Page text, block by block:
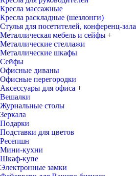
Кресла массажные
Кресла раскладные (шезлонги)
Стулья для посетителей, конференц-зала
Металлическая мебель и сейфы +
Металлические стеллажи
Металлические шкафы
Сейфы
Офисные диваны
Офисные перегородки
Аксессуары для офиса +
Вешалки
Журнальные столы
Зеркала
Подарки
Подставки для цветов
Ресепшн
Мини-кухни
Шкаф-купе
Электронные замки